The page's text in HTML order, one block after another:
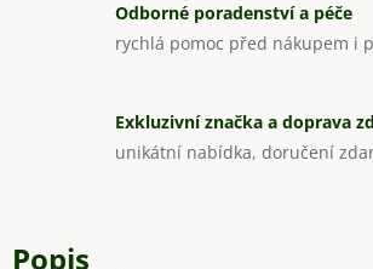
Odborné poradenství a péče
rychlá pomoc před nákupem i
Exkluzivní značka a doprava
unikátní nabídka, doručení
Popis